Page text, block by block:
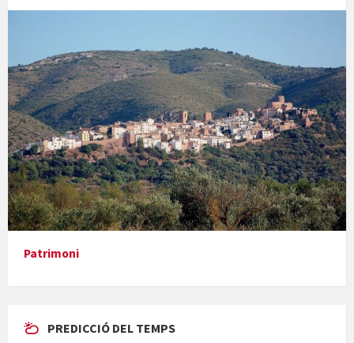
Concerts al Museu
Presentació del llibre &quot;La mare&quot;, d'Emma Zafon
En Bum
Patrimoni
PREDICCIÓ DEL TEMPS